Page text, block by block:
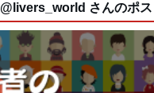
@livers_world さんのポス